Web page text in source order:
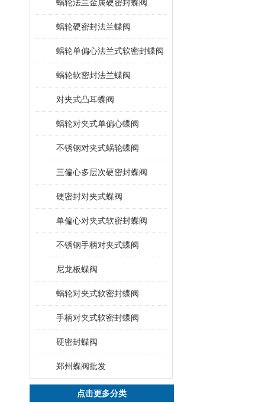
蜗轮法兰金属硬密封蝶阀
蜗轮硬密封法兰蝶阀
蜗轮单偏心法兰式软密封蝶阀
蜗轮软密封法兰蝶阀
对夹式凸耳蝶阀
蜗轮对夹式单偏心蝶阀
不锈钢对夹式蜗轮蝶阀
三偏心多层次硬密封蝶阀
硬密封对夹式蝶阀
单偏心对夹式软密封蝶阀
不锈钢手柄对夹式蝶阀
尼龙板蝶阀
蜗轮对夹式软密封蝶阀
手柄对夹式软密封蝶阀
硬密封蝶阀
郑州蝶阀批发
点击更多分类